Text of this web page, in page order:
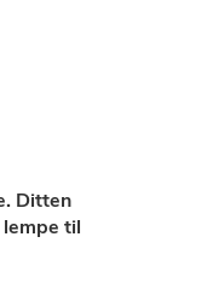
Ditten
til